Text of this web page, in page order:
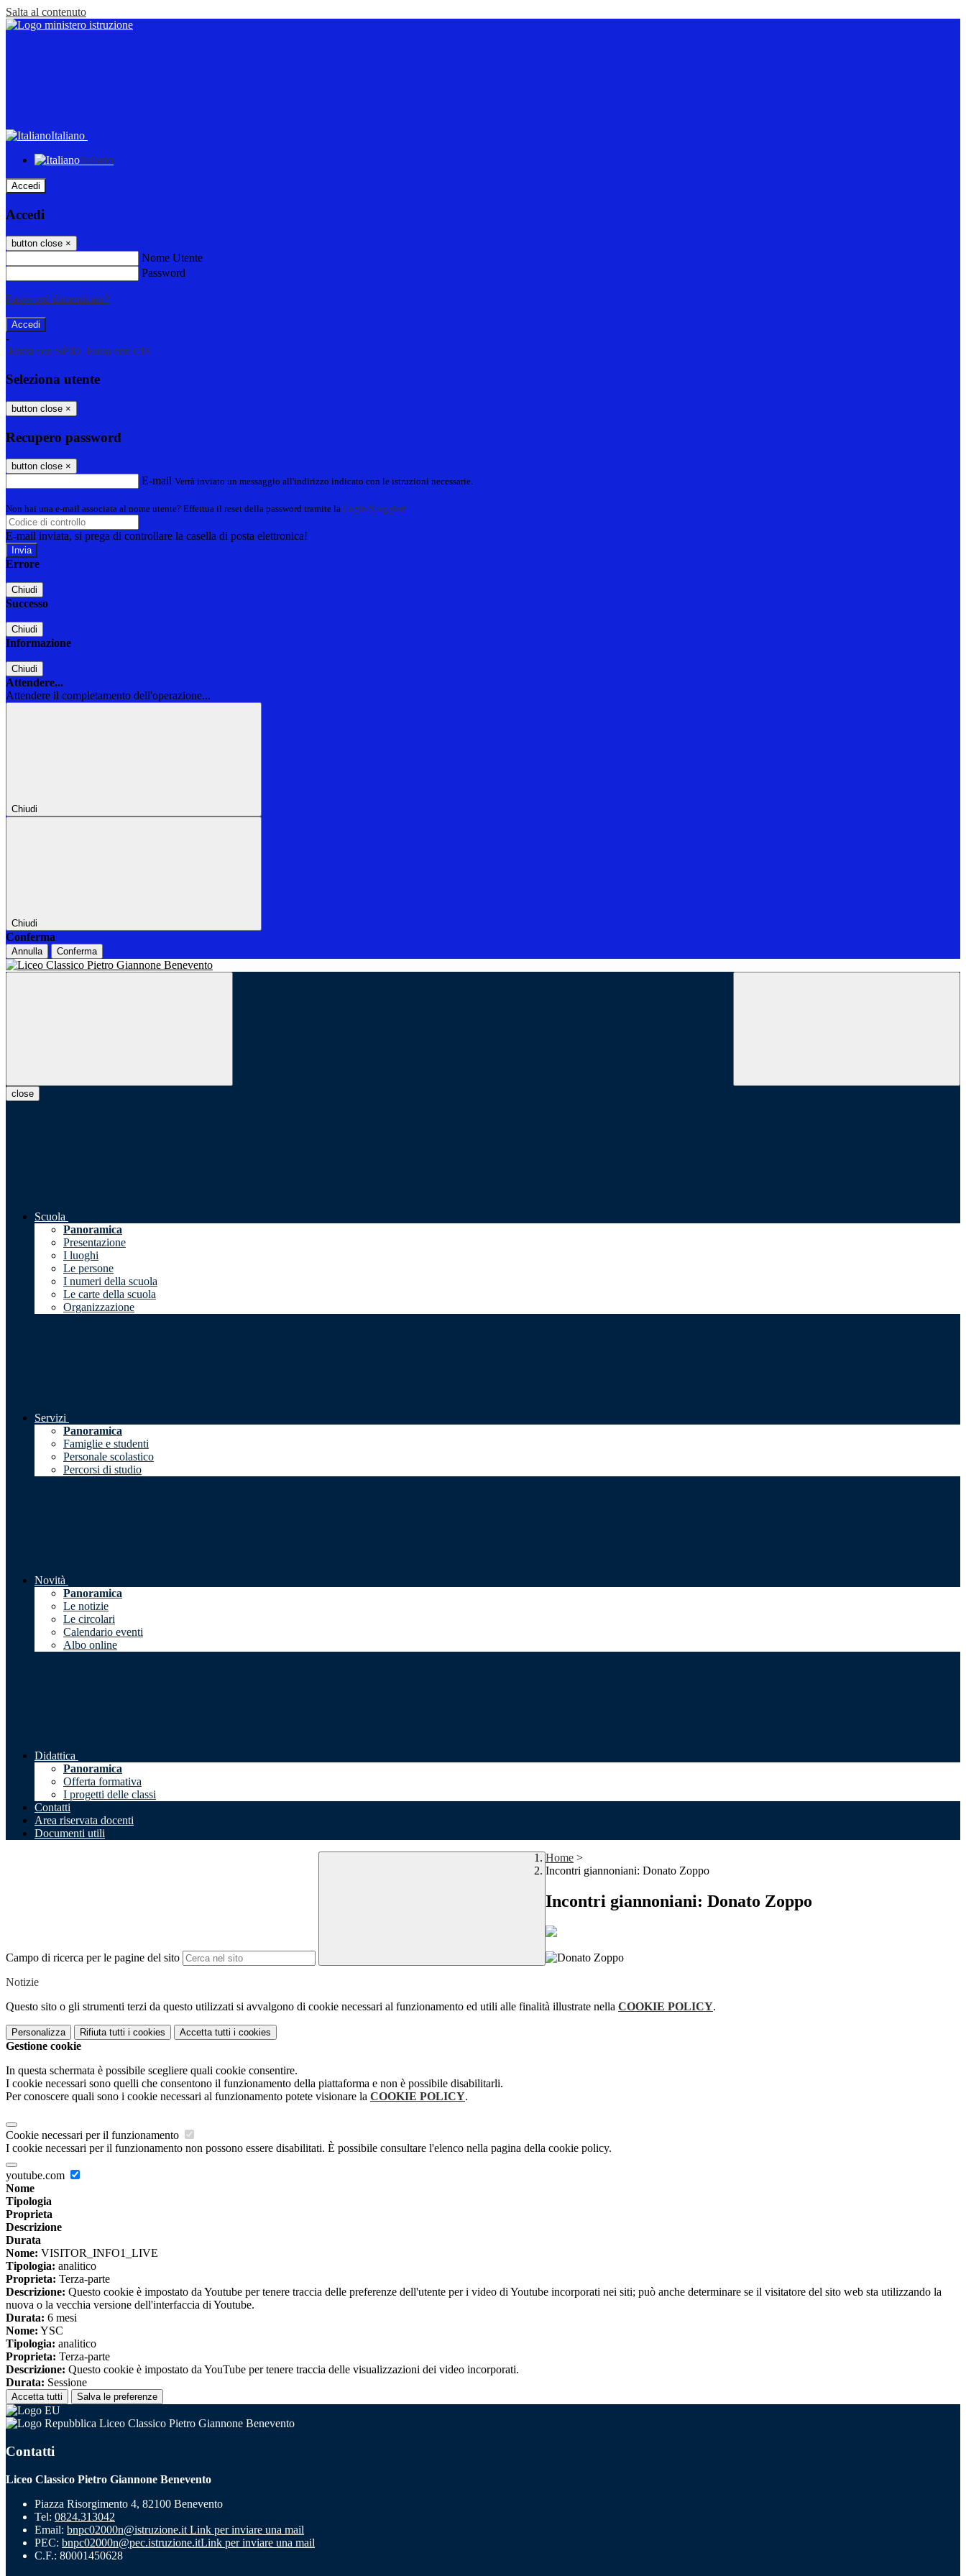
Salta al contenuto
Italiano
Italiano
Accedi
Accedi
button close ×
Nome Utente
Password
Password dimenticata?
-
Entra con SPID Entra con CIE
Seleziona utente
button close ×
Recupero password
button close ×
E-mail Verrà inviato un messaggio all'indirizzo indicato con le istruzioni necessarie.
Non hai una e-mail associata al nome utente? Effettua il reset della password tramite la Login Spaggiari
E-mail inviata, si prega di controllare la casella di posta elettronica!
Errore
Chiudi
Successo
Chiudi
Informazione
Chiudi
Attendere...
Attendere il completamento dell'operazione...
Chiudi
Chiudi
Conferma
Annulla Conferma
close
Scuola
Panoramica
Presentazione
I luoghi
Le persone
I numeri della scuola
Le carte della scuola
Organizzazione
Servizi
Panoramica
Famiglie e studenti
Personale scolastico
Percorsi di studio
Novità
Panoramica
Le notizie
Le circolari
Calendario eventi
Albo online
Didattica
Panoramica
Offerta formativa
I progetti delle classi
Contatti
Area riservata docenti
Documenti utili
Campo di ricerca per le pagine del sito
Home >
Incontri giannoniani: Donato Zoppo
Incontri giannoniani: Donato Zoppo
Notizie
Questo sito o gli strumenti terzi da questo utilizzati si avvalgono di cookie necessari al funzionamento ed utili alle finalità illustrate nella COOKIE POLICY.
Personalizza Rifiuta tutti i cookies Accetta tutti i cookies
Gestione cookie
In questa schermata è possibile scegliere quali cookie consentire.
I cookie necessari sono quelli che consentono il funzionamento della piattaforma e non è possibile disabilitarli.
Per conoscere quali sono i cookie necessari al funzionamento potete visionare la COOKIE POLICY.
Cookie necessari per il funzionamento
I cookie necessari per il funzionamento non possono essere disabilitati. È possibile consultare l'elenco nella pagina della cookie policy.
youtube.com
Nome
Tipologia
Proprieta
Descrizione
Durata
Nome: VISITOR_INFO1_LIVE
Tipologia: analitico
Proprieta: Terza-parte
Descrizione: Questo cookie è impostato da Youtube per tenere traccia delle preferenze dell'utente per i video di Youtube incorporati nei siti; può anche determinare se il visitatore del sito web sta utilizzando la
nuova o la vecchia versione dell'interfaccia di Youtube.
Durata: 6 mesi
Nome: YSC
Tipologia: analitico
Proprieta: Terza-parte
Descrizione: Questo cookie è impostato da YouTube per tenere traccia delle visualizzazioni dei video incorporati.
Durata: Sessione
Accetta tutti Salva le preferenze
Liceo Classico Pietro Giannone Benevento
Contatti
Liceo Classico Pietro Giannone Benevento
Piazza Risorgimento 4, 82100 Benevento
Tel: 0824.313042
Email: bnpc02000n@istruzione.it Link per inviare una mail
PEC: bnpc02000n@pec.istruzione.itLink per inviare una mail
C.F.: 80001450628